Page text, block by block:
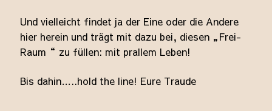
Und vielleicht findet ja der Eine oder die Andere
hier herein und trägt mit dazu bei, diesen „Frei-
Raum“ zu füllen: mit prallem Leben!
Bis dahin…..hold the line! Eure Traude